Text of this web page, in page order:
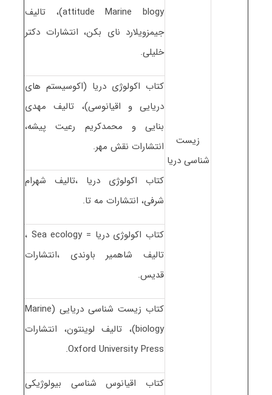
زیست
شناسی دریا
attitude Marine blogy)، تالیف
جیمزویلارد نای بکن، انتشارات دکتر
خلیلی.
کتاب اکولوژی دریا (اکوسیستم های
دریایی و اقیانوسی)، تالیف مهدی
بنایی و محمدکریم رعیت پیشه،
انتشارات نقش مهر.
کتاب اکولوژی دریا ،تالیف شهرام
شرفی، انتشارات مه تا.
کتاب اکولوژی دریا = Sea ecology ،
تالیف شاهمیر باوندی ،انتشارات
قدیس.
کتاب زیست شناسی دریایی (Marine
biology)، تالیف لوینتون، انتشارات
Oxford University Press.
کتاب اقیانوس شناسی بیولوژیکی